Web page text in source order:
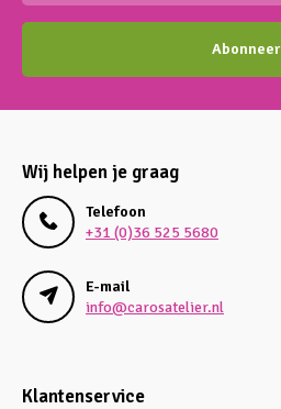
Abonneer
Wij helpen je graag
Telefoon
+31 (0)36 525 5680
E-mail
info@carosatelier.nl
Klantenservice